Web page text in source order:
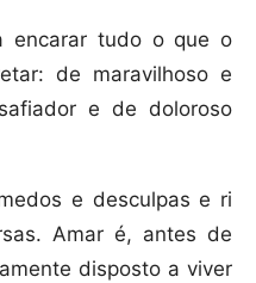
encarar tudo o que o
de maravilhoso e
e de doloroso
e desculpas e ri
Amar é, antes de
disposto a viver